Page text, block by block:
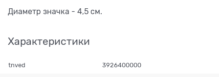
Диаметр значка - 4,5 см.
Характеристики
tnved 3926400000